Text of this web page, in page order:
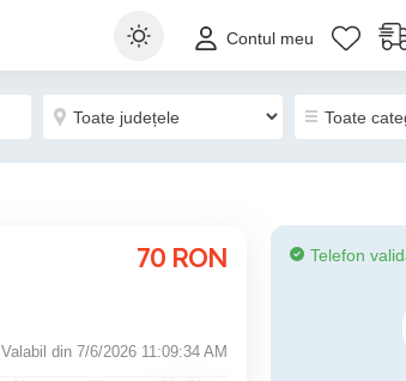
Contul meu
70 RON
Valabil din 7/6/2026 11:09:34 AM
Telefon